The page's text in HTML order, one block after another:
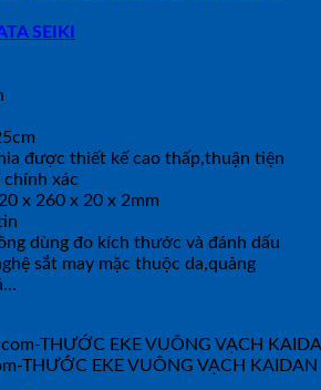
SEIKI
được thiết kế cao thấp,thuận tiện
chính xác
x 260 x 20 x 2mm
dùng đo kích thước và đánh dấu
sắt may mặc thuộc da,quảng
THƯỚC EKE VUÔNG VẠCH